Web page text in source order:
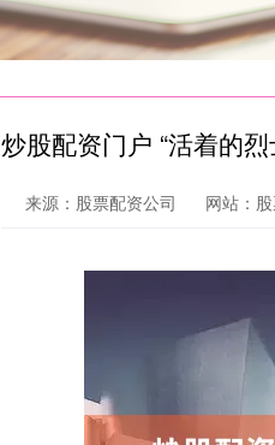
炒股配资门户 “活着的烈
来源：股票配资公司 网站：